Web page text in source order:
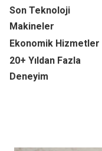
Son Teknoloji
Makineler
Ekonomik Hizmetler
20+ Yıldan Fazla
Deneyim